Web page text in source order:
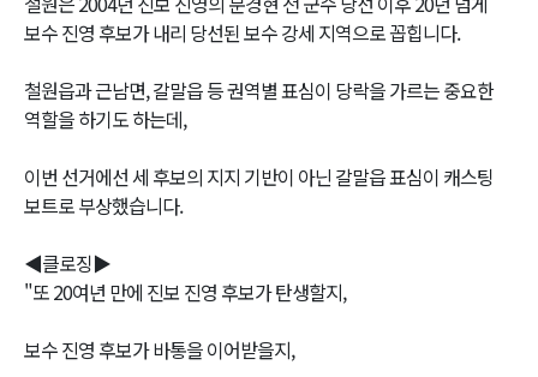
보수 진영 후보가 내리 당선된 보수 강세 지역으로 꼽힙니다.
철원읍과 근남면, 갈말읍 등 권역별 표심이 당락을 가르는 중요한
역할을 하기도 하는데,
이번 선거에선 세 후보의 지지 기반이 아닌 갈말읍 표심이 캐스팅
보트로 부상했습니다.
◀클로징▶
"또 20여년 만에 진보 진영 후보가 탄생할지,
보수 진영 후보가 바통을 이어받을지,